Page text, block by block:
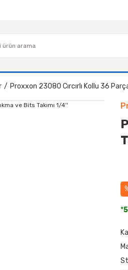
Proxxon 23080 Cırcırlı Kollu 36
*